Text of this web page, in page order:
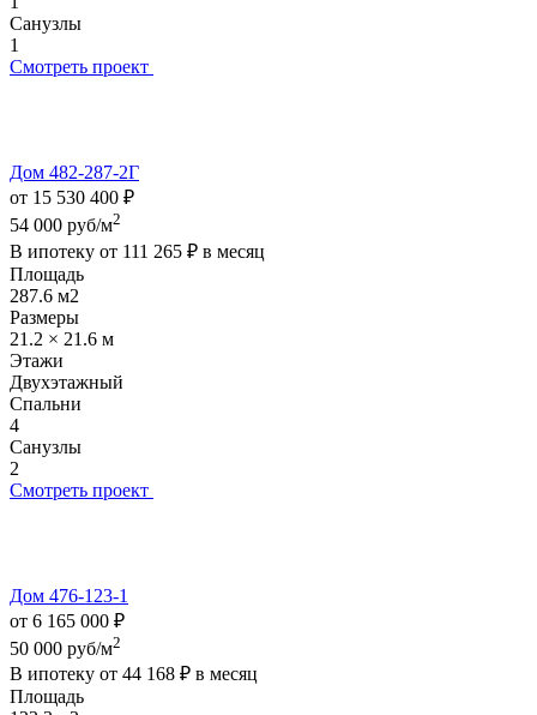
Санузлы
1
Смотреть проект
Дом 482-287-2Г
от 15 530 400 ₽
54 000 руб/м2
В ипотеку от 111 265 ₽ в месяц
Площадь
287.6 м2
Размеры
21.2 × 21.6 м
Этажи
Двухэтажный
Спальни
4
Санузлы
2
Смотреть проект
Дом 476-123-1
от 6 165 000 ₽
50 000 руб/м2
В ипотеку от 44 168 ₽ в месяц
Площадь